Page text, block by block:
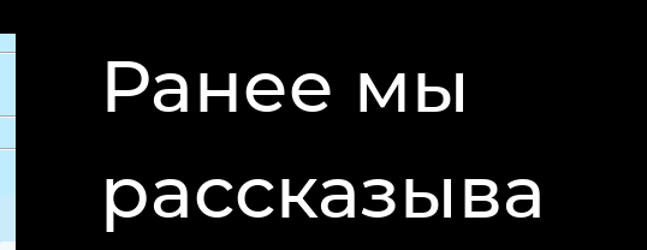
Ранее мы
рассказыва